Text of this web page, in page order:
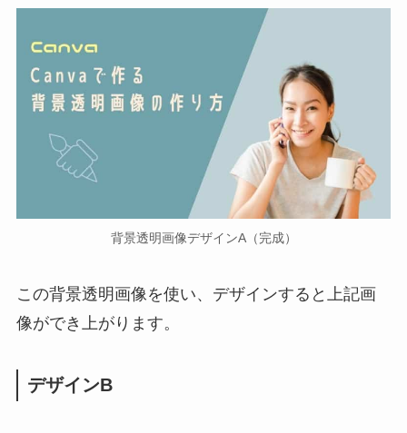
背景透明画像デザインA（完成）
この背景透明画像を使い、デザインすると上記画
像ができ上がります。
デザインB